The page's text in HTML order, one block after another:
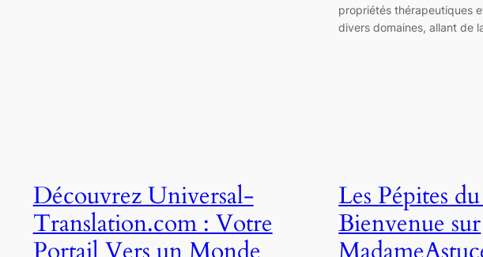
propriétés thérapeutiques
divers domaines, allant de
Découvrez Universal-
Translation.com : Votre
Les Pépites
Bienvenue sur